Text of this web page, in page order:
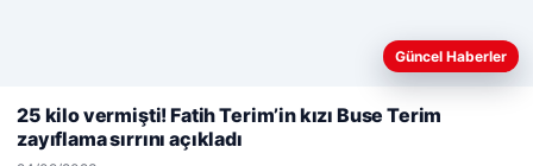
© 2026 Haber Bakış
Web sitemizi nasıl kullandığınızı daha iyi anlayabilmek,
kullanıyoruz.Çerez Politikamız
Kabul Et
Güncel Haberler
25 kilo vermişti! Fatih Terim’in kızı Buse Terim
zayıflama sırrını açıkladı